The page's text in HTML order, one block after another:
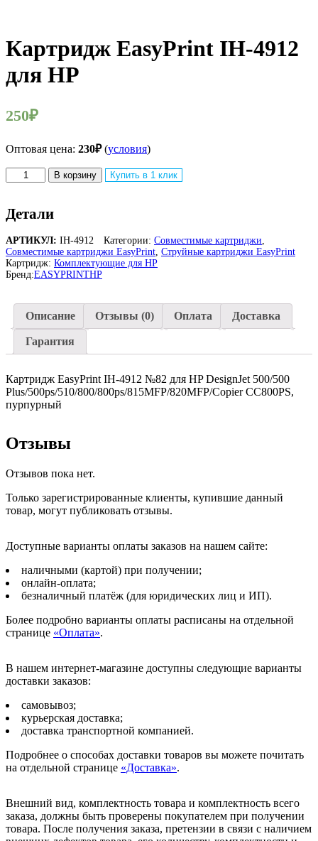
Картридж EasyPrint IH-4912
для HP
250₽
Оптовая цена: 230₽(условия)
Количество
товара
EasyPrint
IH-
4912
для
HP
В корзину Купить в 1 клик
Детали
АРТИКУЛ: IH-4912 Категории: Совместимые картриджи,
Совместимые картриджи EasyPrint, Струйные картриджи EasyPrint
Картридж: Комплектующие для HP
Бренд:EASYPRINTHP
Описание Отзывы (0) Оплата Доставка
Гарантия
Картридж EasyPrint IH-4912 №82 для HP DesignJet 500/500
Plus/500ps/510/800/800ps/815MFP/820MFP/Copier CC800PS,
пурпурный
Отзывы
Отзывов пока нет.
Только зарегистрированные клиенты, купившие данный
товар, могут публиковать отзывы.
Доступные варианты оплаты заказов на нашем сайте:
наличными (картой) при получении;
онлайн-оплата;
безналичный платёж (для юридических лиц и ИП).
Более подробно варианты оплаты расписаны на отдельной
странице «Оплата».
В нашем интернет-магазине доступны следующие варианты
доставки заказов:
самовывоз;
курьерская доставка;
доставка транспортной компанией.
Подробнее о способах доставки товаров вы можете почитать
на отдельной странице «Доставка».
Внешний вид, комплектность товара и комплектность всего
заказа, должны быть проверены покупателем при получении
товара. После получения заказа, претензии в связи с наличием